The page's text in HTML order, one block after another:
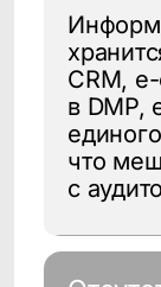
и трейд-
FMCG-
картины:
совершил
как
продажу.